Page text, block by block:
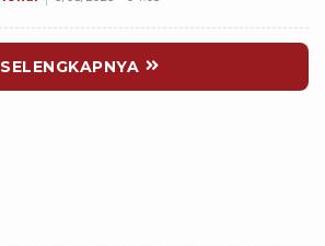
SELENGKAPNYA